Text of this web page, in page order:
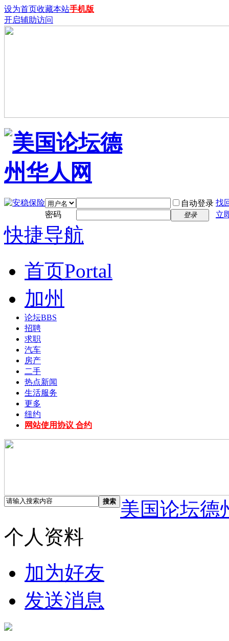
设为首页收藏本站手机版
开启辅助访问
自动登录 找
密码
登录 立
快捷导航
首页Portal
加州
论坛BBS
招聘
求职
汽车
房产
二手
热点新闻
生活服务
更多
纽约
网站使用协议 合约
搜索
美国论坛德
个人资料
加为好友
发送消息